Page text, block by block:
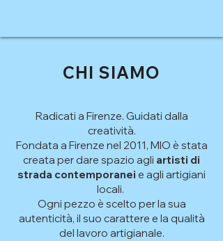
CHI SIAMO
Radicati a Firenze. Guidati dalla
creatività.
Fondata a Firenze nel 2011, MIO è stata
creata per dare spazio agli artisti di
strada contemporanei e agli artigiani
locali.
Ogni pezzo è scelto per la sua
autenticità, il suo carattere e la qualità
del lavoro artigianale.